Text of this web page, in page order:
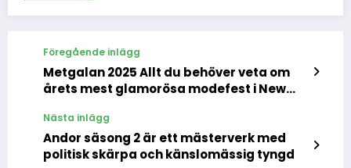
Föregående inlägg
Metgalan 2025 Allt du behöver veta om
årets mest glamorösa modefest i New
Nästa inlägg
Andor säsong 2 är ett mästerverk med
politisk skärpa och känslomässig tyngd